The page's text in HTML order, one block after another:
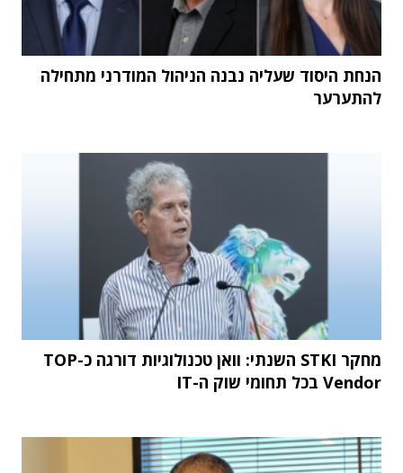
הנחת היסוד שעליה נבנה הניהול המודרני מתחילה
להתערער
מחקר STKI השנתי: וואן טכנולוגיות דורגה כ-TOP
Vendor בכל תחומי שוק ה-IT